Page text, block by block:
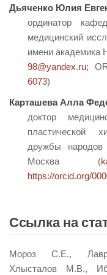
Дьяченко Юлия
ординатор
медицинский
имени академика
98@yandex.ru;
6073)
Карташева Алла
доктор
пластической
дружбы
Москва (
https://orcid.org/
Ссылка на
Мороз С.Е.,
Хлысталов М.В.,